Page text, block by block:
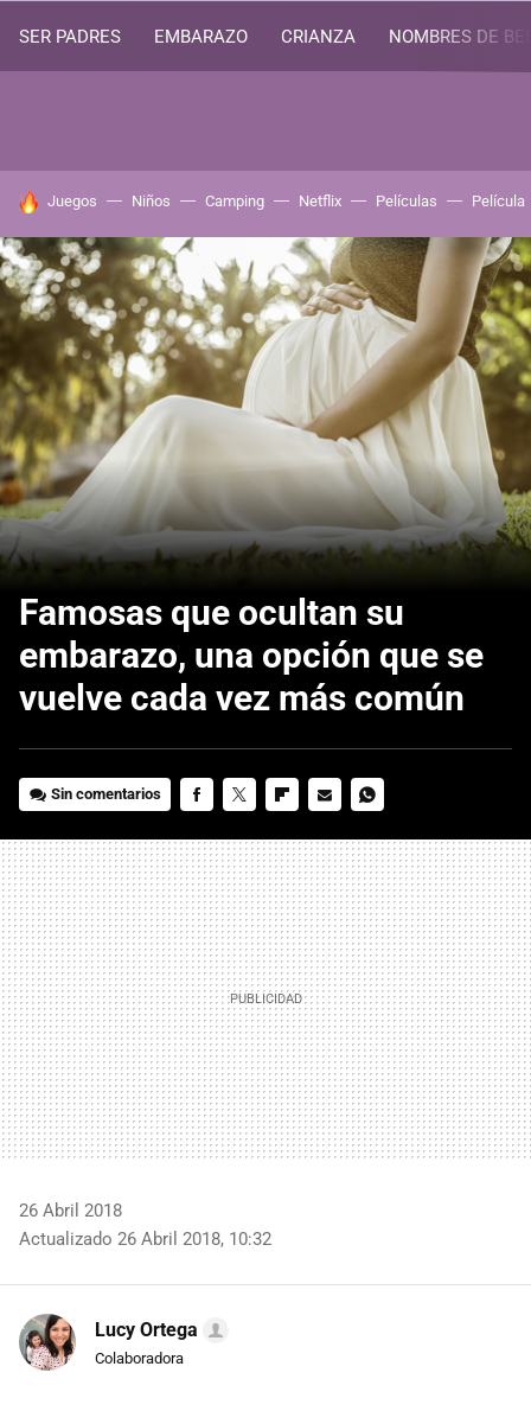
SER PADRES EMBARAZO CRIANZA NOMBRES DE
HOY SE HABLA DE
Juegos Niños Camping Netflix Películas Película
Famosas que ocultan su
embarazo, una opción que se
vuelve cada vez más común
Sin comentarios
MAIL
26 Abril 2018
Actualizado 26 Abril 2018, 10:32
Lucy Ortega
Colaboradora